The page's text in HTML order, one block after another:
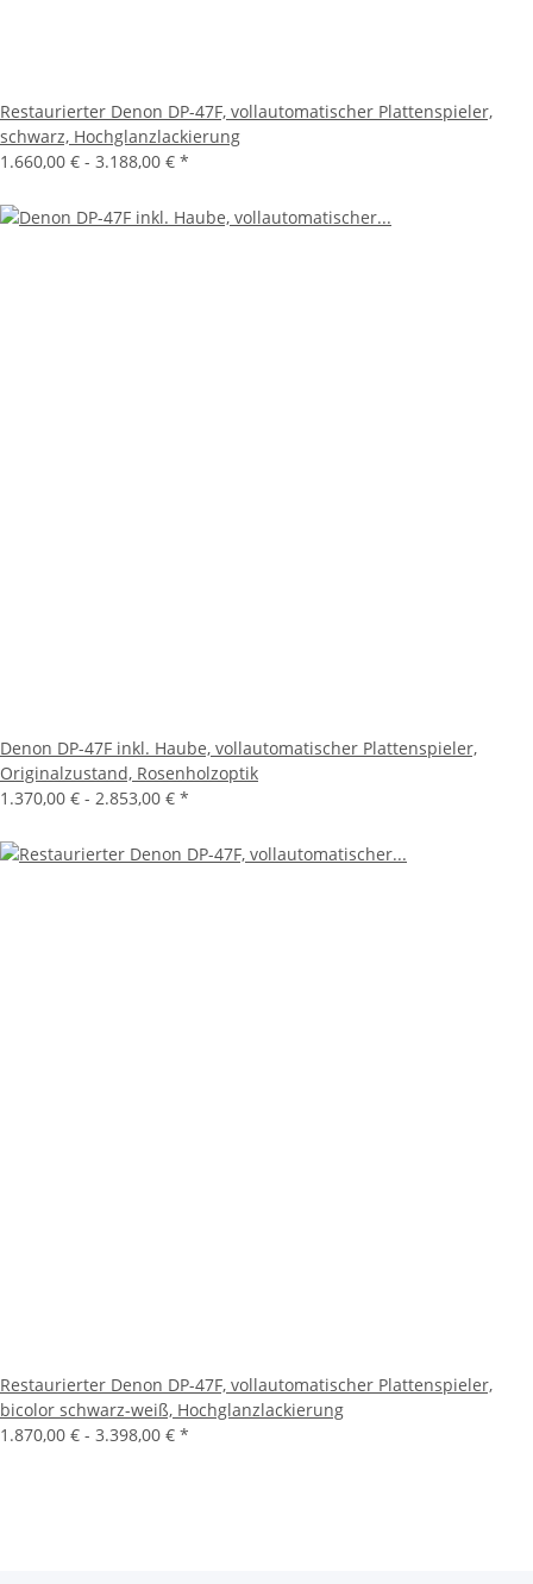
Restaurierter Denon DP-47F, vollautomatischer Plattenspieler,
schwarz, Hochglanzlackierung
1.660,00 € - 3.188,00 € *
Denon DP-47F inkl. Haube, vollautomatischer Plattenspieler,
Originalzustand, Rosenholzoptik
1.370,00 € - 2.853,00 € *
Restaurierter Denon DP-47F, vollautomatischer Plattenspieler,
bicolor schwarz-weiß, Hochglanzlackierung
1.870,00 € - 3.398,00 € *